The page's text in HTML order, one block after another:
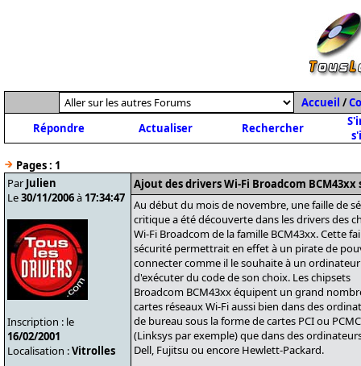
Accueil /
Répondre
Actualiser Rechercher
Pages : 1
Par Julien
Le30/11/2006à 17:34:47
Inscription : le
16/02/2001
Localisation :Vitrolles
Ajout des drivers Wi-Fi Broadcom BCM43xx
Au début du mois de novembre, une faille de
critique a été découverte dans les drivers des
Wi-Fi Broadcom de la famille BCM43xx. Cette
sécurité permettrait en effet à un pirate de
connecter comme il le souhaite à un
d'exécuter du code de son choix. Les chipsets
Broadcom BCM43xx équipent un grand
cartes réseaux Wi-Fi aussi bien dans des
de bureau sous la forme de cartes PCI ou
(Linksys par exemple) que dans des
Dell, Fujitsu ou encore Hewlett-Packard.